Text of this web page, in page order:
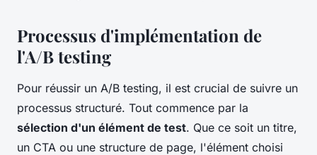
Processus d'implémentation de
l'A/B testing
Pour réussir un A/B testing, il est crucial de suivre un
processus structuré. Tout commence par la
sélection d'un élément de test. Que ce soit un titre,
un CTA ou une structure de page, l'élément choisi